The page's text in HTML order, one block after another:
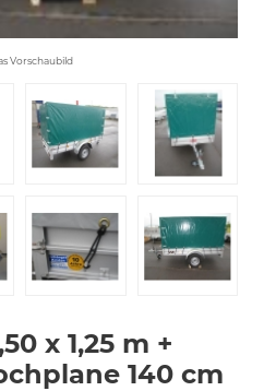
Vorschaubild
x 1,25 m +
140 cm